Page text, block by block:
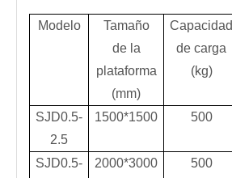
Modelo
Tamaño
de la
plataforma
(mm)
Capacidad
de carga
(kg)
SJD0.5-
2.5
1500*1500 500
SJD0.5-
2000*3000 500